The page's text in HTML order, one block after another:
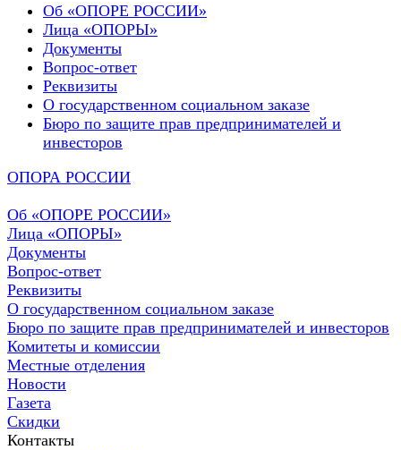
Об «ОПОРЕ РОССИИ»
Лица «ОПОРЫ»
Документы
Вопрос-ответ
Реквизиты
О государственном социальном заказе
Бюро по защите прав предпринимателей и
инвесторов
ОПОРА РОССИИ
Об «ОПОРЕ РОССИИ»
Лица «ОПОРЫ»
Документы
Вопрос-ответ
Реквизиты
О государственном социальном заказе
Бюро по защите прав предпринимателей и инвесторов
Комитеты и комиссии
Местные отделения
Новости
Газета
Скидки
Контакты